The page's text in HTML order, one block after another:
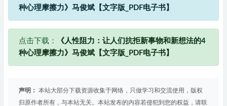
种心理摩擦力》马俊斌【文字版_PDF电子书】
点击下载：
《人性阻力：让人们抗拒新事物和新想法的4
种心理摩擦力》马俊斌【文字版_PDF电子书】
声明： 本站大部分下载资源收集于网络，只做学习和交流使用，版权
归原作者所有，与本站无关。本站发布的内容若侵犯到您的权益，请联